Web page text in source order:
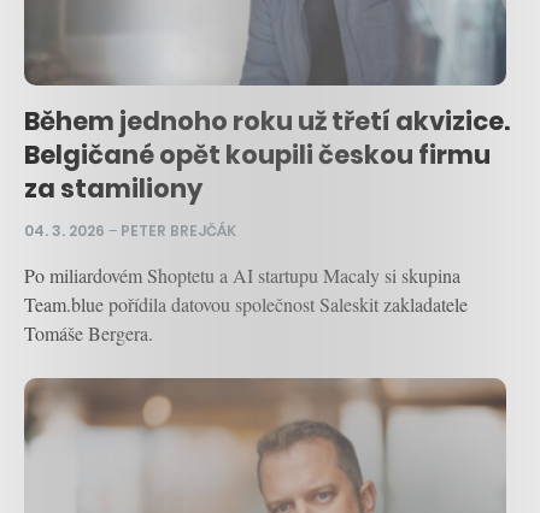
Během jednoho roku už třetí akvizice.
Belgičané opět koupili českou firmu
za stamiliony
04. 3. 2026 – PETER BREJČÁK
Po miliardovém Shoptetu a AI startupu Macaly si skupina
Team.blue pořídila datovou společnost Saleskit zakladatele
Tomáše Bergera.